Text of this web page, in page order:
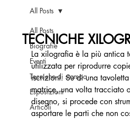
All Posts
Biografie
Eventi
Tecniche di stampa
Esposizioni
Articoli
All Posts
TECNICHE
La xilografia è la più antica
utilizzata per riprodurre
iscrizioni. Su di una
matrice, una volta tracciato
disegno, si procede con
asportare le parti che non